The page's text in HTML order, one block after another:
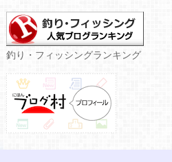
釣り・フィッシングランキング